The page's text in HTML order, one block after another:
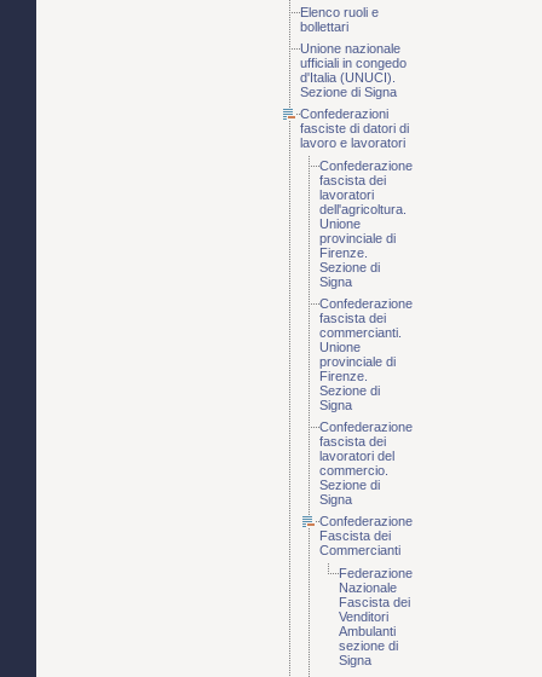
Elenco ruoli e
bollettari
Unione nazionale
ufficiali in congedo
d'Italia (UNUCI).
Sezione di Signa
Confederazioni
fasciste di datori di
lavoro e lavoratori
Confederazione
fascista dei
lavoratori
dell'agricoltura.
Unione
provinciale di
Firenze.
Sezione di
Signa
Confederazione
fascista dei
commercianti.
Unione
provinciale di
Firenze.
Sezione di
Signa
Confederazione
fascista dei
lavoratori del
commercio.
Sezione di
Signa
Confederazione
Fascista dei
Commercianti
Federazione
Nazionale
Fascista dei
Venditori
Ambulanti
sezione di
Signa